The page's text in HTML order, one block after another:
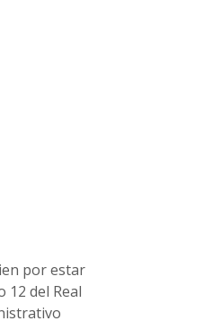
por estar
del Real